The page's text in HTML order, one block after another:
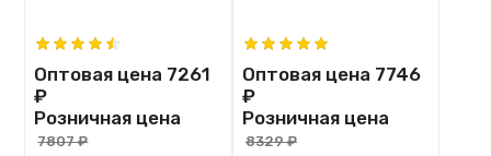
Оптовая цена 7261
₽
Розничная цена
7807 ₽
Оптовая цена 7746
₽
Розничная цена
8329 ₽